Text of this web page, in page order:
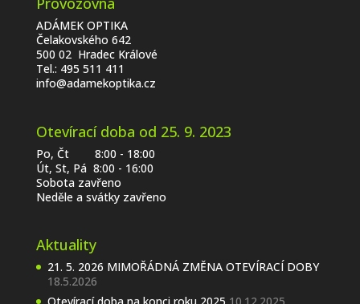
ADÁMEK OPTIKA
Čelakovského 642
500 02 Hradec Králové
Tel.: 495 511 411
info@adamekoptika.cz
Otevírací doba od 25. 9. 2023
Po, Čt 8:00 - 18:00
Út, St, Pá 8:00 - 16:00
Sobota zavřeno
Neděle a svátky zavřeno
Aktuality
21. 5. 2026 MIMOŘÁDNÁ ZMĚNA OTEVÍRACÍ DOBY
18.5.2026